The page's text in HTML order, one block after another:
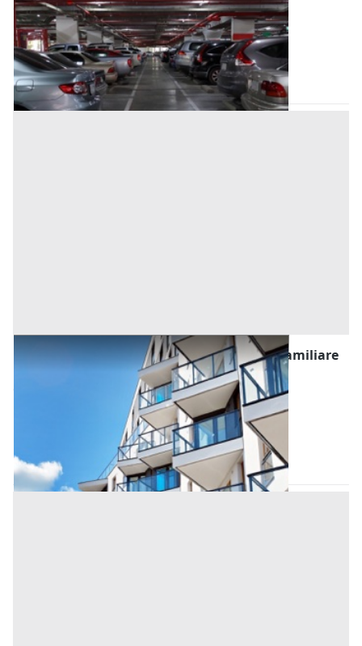
Viareggio (Lucca)
Offerta minima
119.230 € 159.000 €
Codice asta:bb68df9d
04/11/2026
Asta Appartamento trilocale in villetta bifamiliare
con resede esclusiva
243.000 €
d3fb1ab5
02/11/2026